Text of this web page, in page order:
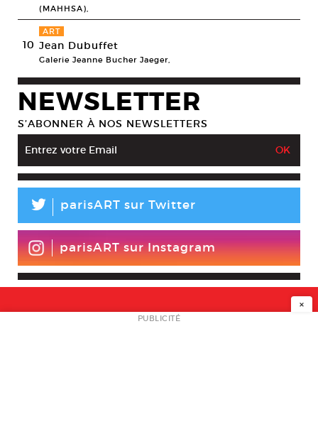
(MAHHSA),
10
ART
Jean Dubuffet
Galerie Jeanne Bucher Jaeger,
NEWSLETTER
S’ABONNER À NOS NEWSLETTERS
L parisART sur Twitter
parisART sur Instagram
NEWSLETTER
×
PUBLICITÉ